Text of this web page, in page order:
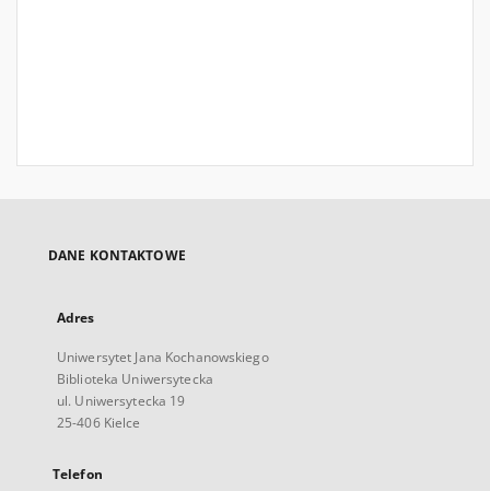
DANE KONTAKTOWE
Adres
Uniwersytet Jana Kochanowskiego
Biblioteka Uniwersytecka
ul. Uniwersytecka 19
25-406 Kielce
Telefon